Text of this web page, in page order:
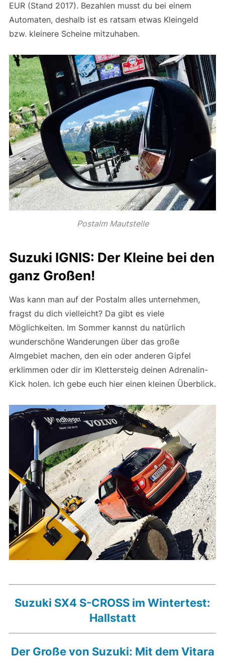
EUR (Stand 2017). Bezahlen musst du bei einem
Automaten, deshalb ist es ratsam etwas Kleingeld
bzw. kleinere Scheine mitzuhaben.
Postalm Mautstelle
Suzuki IGNIS: Der Kleine bei den
ganz Großen!
Was kann man auf der Postalm alles unternehmen,
fragst du dich vielleicht? Da gibt es viele
Möglichkeiten. Im Sommer kannst du natürlich
wunderschöne Wanderungen über das große
Almgebiet machen, den ein oder anderen Gipfel
erklimmen oder dir im Klettersteig deinen Adrenalin-
Kick holen. Ich gebe euch hier einen kleinen Überblick.
Suzuki SX4 S-CROSS im Wintertest:
Hallstatt
Der Große von Suzuki: Mit dem Vitara